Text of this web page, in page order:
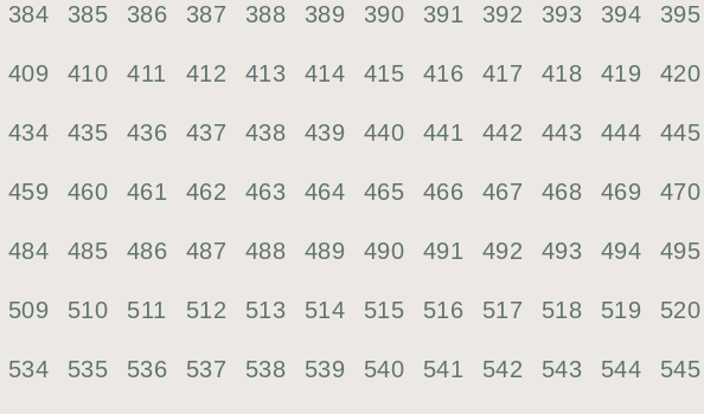
384 385 386 387 388 389 390 391 392 393 394 395
409 410 411 412 413 414 415 416 417 418 419 420
434 435 436 437 438 439 440 441 442 443 444 445
459 460 461 462 463 464 465 466 467 468 469 470
484 485 486 487 488 489 490 491 492 493 494 495
509 510 511 512 513 514 515 516 517 518 519 520
534 535 536 537 538 539 540 541 542 543 544 545